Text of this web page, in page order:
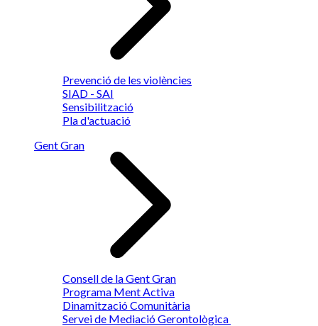
Prevenció de les violències
SIAD - SAI
Sensibilització
Pla d'actuació
Gent Gran
Consell de la Gent Gran
Programa Ment Activa
Dinamització Comunitària
Servei de Mediació Gerontològica